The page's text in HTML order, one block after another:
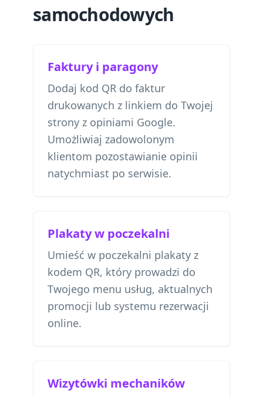
samochodowych
Faktury i paragony
Dodaj kod QR do faktur
drukowanych z linkiem do Twojej
strony z opiniami Google.
Umożliwiaj zadowolonym
klientom pozostawianie opinii
natychmiast po serwisie.
Plakaty w poczekalni
Umieść w poczekalni plakaty z
kodem QR, który prowadzi do
Twojego menu usług, aktualnych
promocji lub systemu rezerwacji
online.
Wizytówki mechaników